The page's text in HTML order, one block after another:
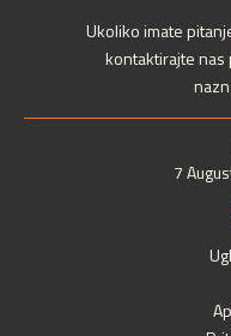
Ukoliko imate
kontaktirajte nas
7